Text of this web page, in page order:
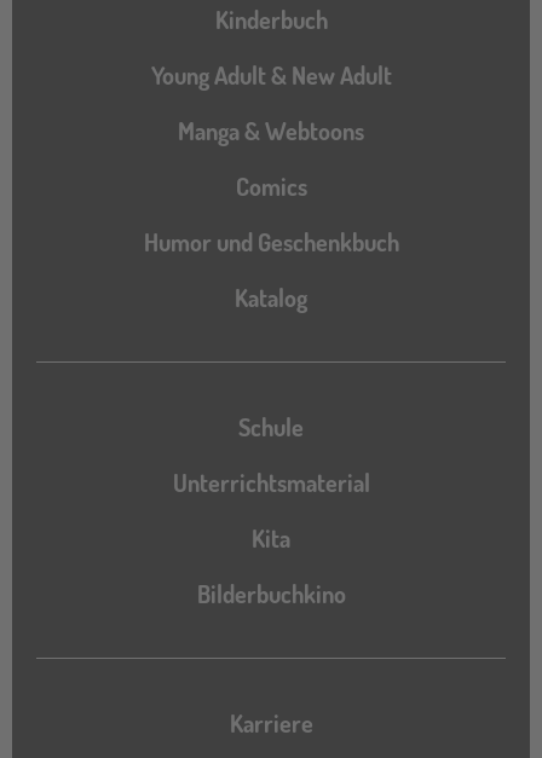
Kinderbuch
Young Adult & New Adult
Manga & Webtoons
Comics
Humor und Geschenkbuch
Katalog
Katalog
Schule
Unterrichtsmaterial
Kita
Bilderbuchkino
Karriere